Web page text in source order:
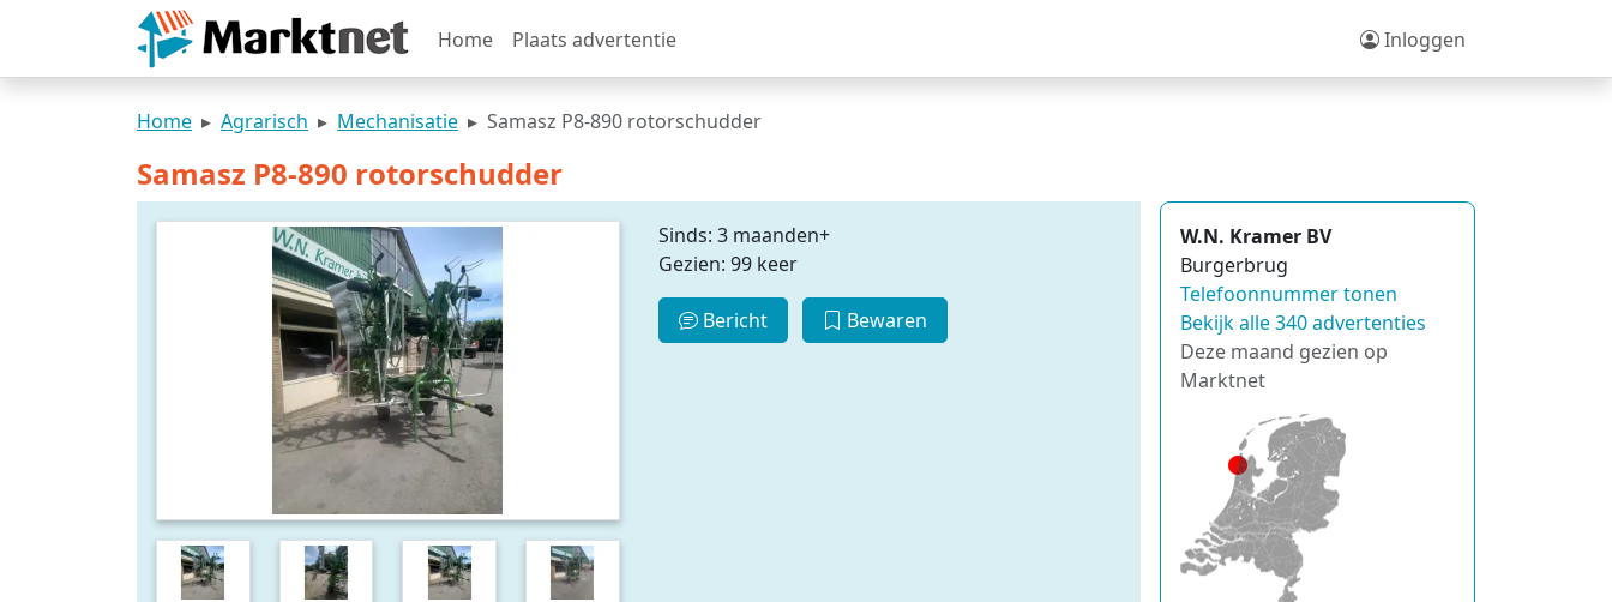
Home Plaats advertentie Inloggen
Home Agrarisch Mechanisatie Samasz P8-890 rotorschudder
Samasz P8-890 rotorschudder
Sinds: 3 maanden+
Gezien: 99 keer
Bericht Bewaren
W.N. Kramer BV
Burgerbrug
Telefoonnummer tonen
Bekijk alle 340 advertenties
Deze maand gezien op
Marktnet